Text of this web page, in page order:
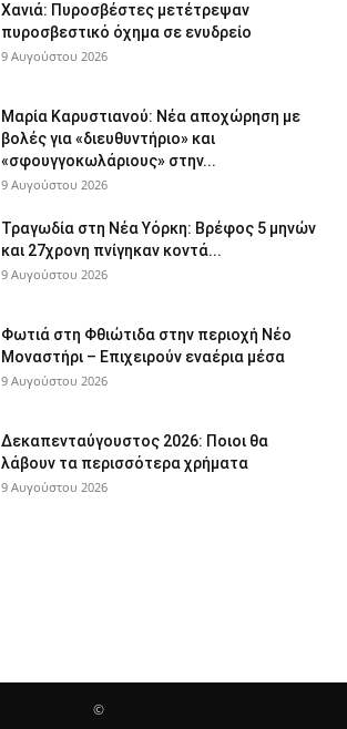
Χανιά: Πυροσβέστες μετέτρεψαν
πυροσβεστικό όχημα σε ενυδρείο
9 Αυγούστου 2026
Μαρία Καρυστιανού: Νέα αποχώρηση με
βολές για «διευθυντήριο» και
«σφουγγοκωλάριους» στην...
9 Αυγούστου 2026
Τραγωδία στη Νέα Υόρκη: Βρέφος 5 μηνών
και 27χρονη πνίγηκαν κοντά...
9 Αυγούστου 2026
Φωτιά στη Φθιώτιδα στην περιοχή Νέο
Μοναστήρι – Επιχειρούν εναέρια μέσα
9 Αυγούστου 2026
Δεκαπενταύγουστος 2026: Ποιοι θα
λάβουν τα περισσότερα χρήματα
9 Αυγούστου 2026
©